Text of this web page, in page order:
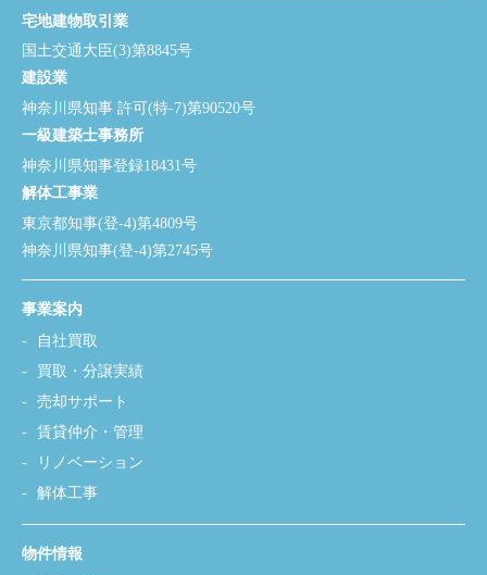
宅地建物取引業
国土交通大臣(3)第8845号
建設業
神奈川県知事 許可(特-7)第90520号
一級建築士事務所
神奈川県知事登録18431号
解体工事業
東京都知事(登-4)第4809号
神奈川県知事(登-4)第2745号
事業案内
自社買取
買取・分譲実績
売却サポート
賃貸仲介・管理
リノベーション
解体工事
物件情報